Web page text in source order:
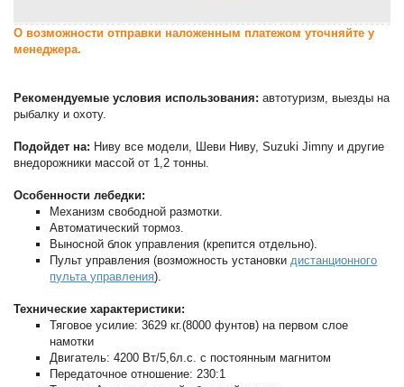
О возможности отправки наложенным платежом уточняйте у
менеджера.
Рекомендуемые условия использования:автотуризм, выезды на
рыбалку и охоту.
Подойдет на: Ниву все модели, Шеви Ниву, Suzuki Jimny и другие
внедорожники массой от 1,2 тонны.
Особенности лебедки:
Механизм свободной размотки.
Автоматический тормоз.
Выносной блок управления (крепится отдельно).
Пульт управления (возможность установки дистанционного
пульта управления).
Технические характеристики:
Тяговое усилие: 3629 кг.(8000 фунтов) на первом слое
намотки
Двигатель: 4200 Вт/5,6л.с. с постоянным магнитом
Передаточное отношение: 230:1